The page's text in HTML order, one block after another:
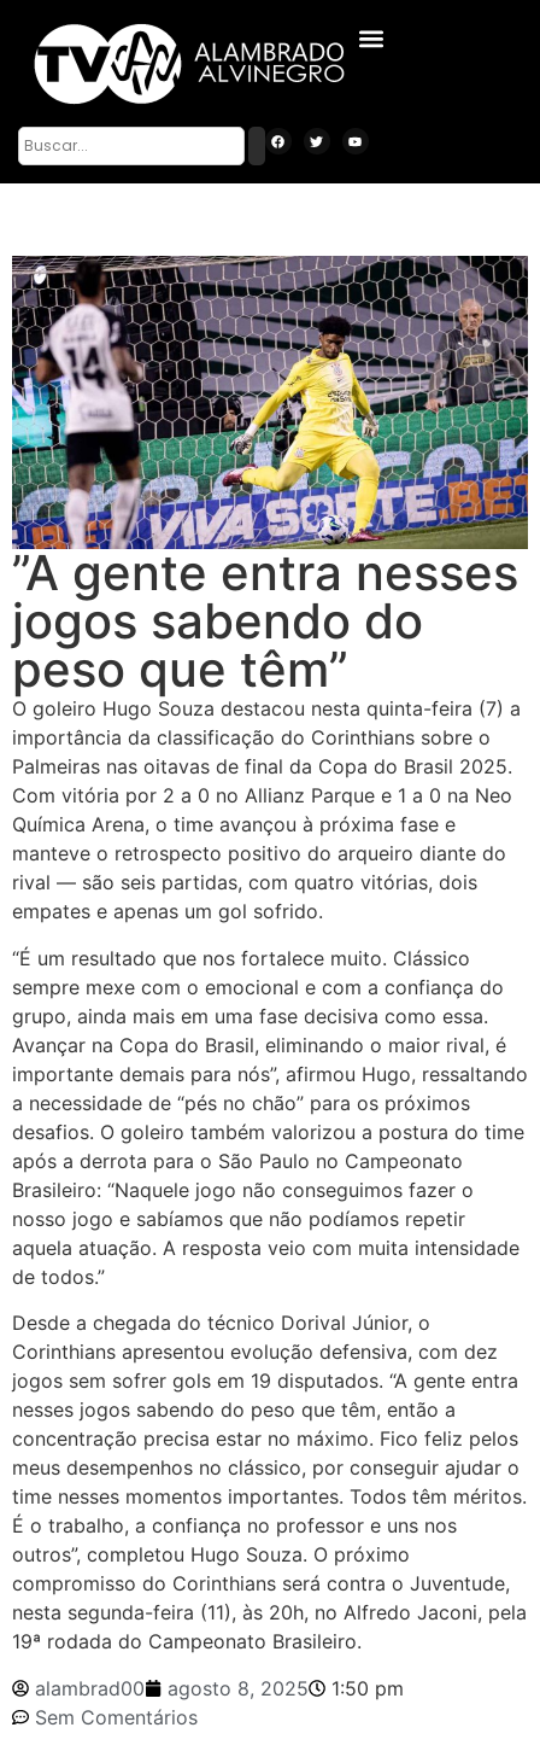
”A gente entra nesses
jogos sabendo do
peso que têm”
O goleiro Hugo Souza destacou nesta quinta-feira (7) a
importância da classificação do Corinthians sobre o
Palmeiras nas oitavas de final da Copa do Brasil 2025.
Com vitória por 2 a 0 no Allianz Parque e 1 a 0 na Neo
Química Arena, o time avançou à próxima fase e
manteve o retrospecto positivo do arqueiro diante do
rival — são seis partidas, com quatro vitórias, dois
empates e apenas um gol sofrido.
“É um resultado que nos fortalece muito. Clássico
sempre mexe com o emocional e com a confiança do
grupo, ainda mais em uma fase decisiva como essa.
Avançar na Copa do Brasil, eliminando o maior rival, é
importante demais para nós”, afirmou Hugo, ressaltando
a necessidade de “pés no chão” para os próximos
desafios. O goleiro também valorizou a postura do time
após a derrota para o São Paulo no Campeonato
Brasileiro: “Naquele jogo não conseguimos fazer o
nosso jogo e sabíamos que não podíamos repetir
aquela atuação. A resposta veio com muita intensidade
de todos.”
Desde a chegada do técnico Dorival Júnior, o
Corinthians apresentou evolução defensiva, com dez
jogos sem sofrer gols em 19 disputados. “A gente entra
nesses jogos sabendo do peso que têm, então a
concentração precisa estar no máximo. Fico feliz pelos
meus desempenhos no clássico, por conseguir ajudar o
time nesses momentos importantes. Todos têm méritos.
É o trabalho, a confiança no professor e uns nos
outros”, completou Hugo Souza. O próximo
compromisso do Corinthians será contra o Juventude,
nesta segunda-feira (11), às 20h, no Alfredo Jaconi, pela
19ª rodada do Campeonato Brasileiro.
alambrad00
agosto 8, 2025
1:50 pm
Sem Comentários